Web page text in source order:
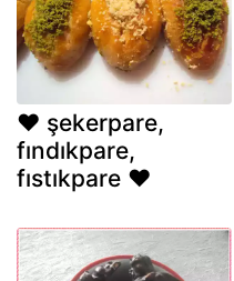
♥ şekerpare,
fındıkpare,
fıstıkpare ♥